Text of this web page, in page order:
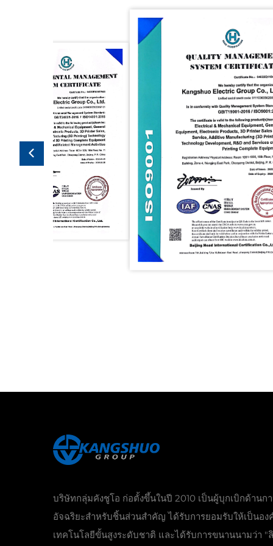
บริษัทกลุ่มคังชูโอ ก่อตั้งขึ้นในปี 2010 เป็นผู้บุกเบิกด้านก
อัจฉริยะสำหรับชิ้นส่วนสำคัญ ได้รับการยอมรับให้เป็นอง
เทคโนโลยีขั้นสูงระดับชาติ และได้รับการขนานนามว่า "